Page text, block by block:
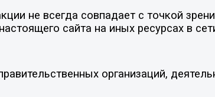
не всегда совпадает с точкой
сайта на иных ресурсах в
организаций,